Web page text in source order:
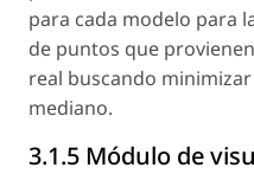
para cada modelo para
de puntos que
real buscando
mediano.
3.1.5 Módulo de